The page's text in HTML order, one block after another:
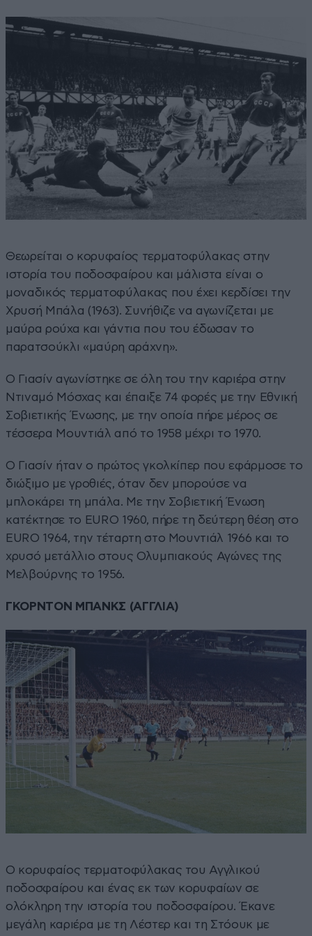
Θεωρείται ο κορυφαίος τερματοφύλακας στην
ιστορία του ποδοσφαίρου και μάλιστα είναι ο
μοναδικός τερματοφύλακας που έχει κερδίσει την
Χρυσή Μπάλα (1963). Συνήθιζε να αγωνίζεται με
μαύρα ρούχα και γάντια που του έδωσαν το
παρατσούκλι «μαύρη αράχνη».
Ο Γιασίν αγωνίστηκε σε όλη του την καριέρα στην
Ντιναμό Μόσχας και έπαιξε 74 φορές με την Εθνική
Σοβιετικής Ένωσης, με την οποία πήρε μέρος σε
τέσσερα Μουντιάλ από το 1958 μέχρι το 1970.
Ο Γιασίν ήταν ο πρώτος γκολκίπερ που εφάρμοσε το
διώξιμο με γροθιές, όταν δεν μπορούσε να
μπλοκάρει τη μπάλα. Με την Σοβιετική Ένωση
κατέκτησε το EURO 1960, πήρε τη δεύτερη θέση στο
EURO 1964, την τέταρτη στο Μουντιάλ 1966 και το
χρυσό μετάλλιο στους Ολυμπιακούς Αγώνες της
Μελβούρνης το 1956.
ΓΚΟΡΝΤΟΝ ΜΠΑΝΚΣ (ΑΓΓΛΙΑ)
Ο κορυφαίος τερματοφύλακας του Αγγλικού
ποδοσφαίρου και ένας εκ των κορυφαίων σε
ολόκληρη την ιστορία του ποδοσφαίρου. Έκανε
μεγάλη καριέρα με τη Λέστερ και τη Στόουκ με